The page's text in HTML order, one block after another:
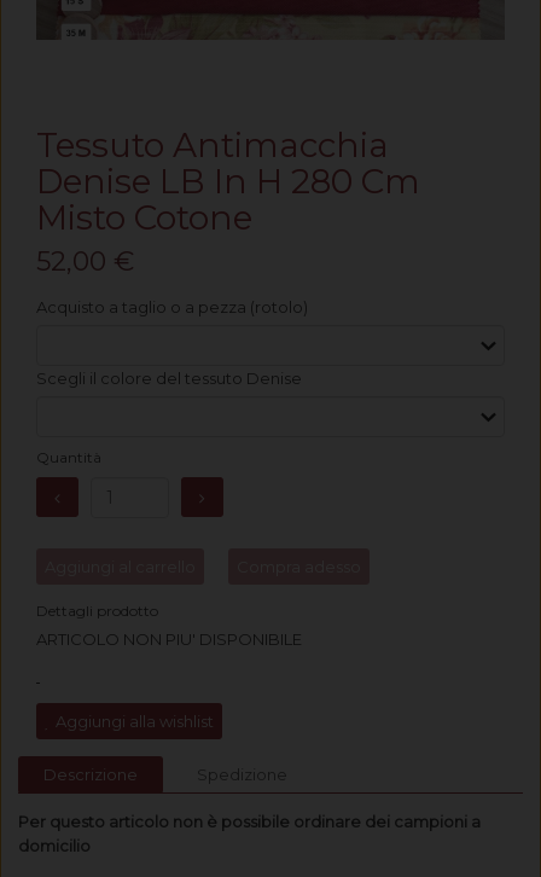
Tessuto Antimacchia
Denise LB In H 280 Cm
Misto Cotone
52,00 €
Acquisto a taglio o a pezza (rotolo)
Scegli il colore del tessuto Denise
Quantità
Dettagli prodotto
ARTICOLO NON PIU' DISPONIBILE
Aggiungi alla wishlist
Descrizione Spedizione
Per questo articolo non è possibile ordinare dei campioni a
domicilio